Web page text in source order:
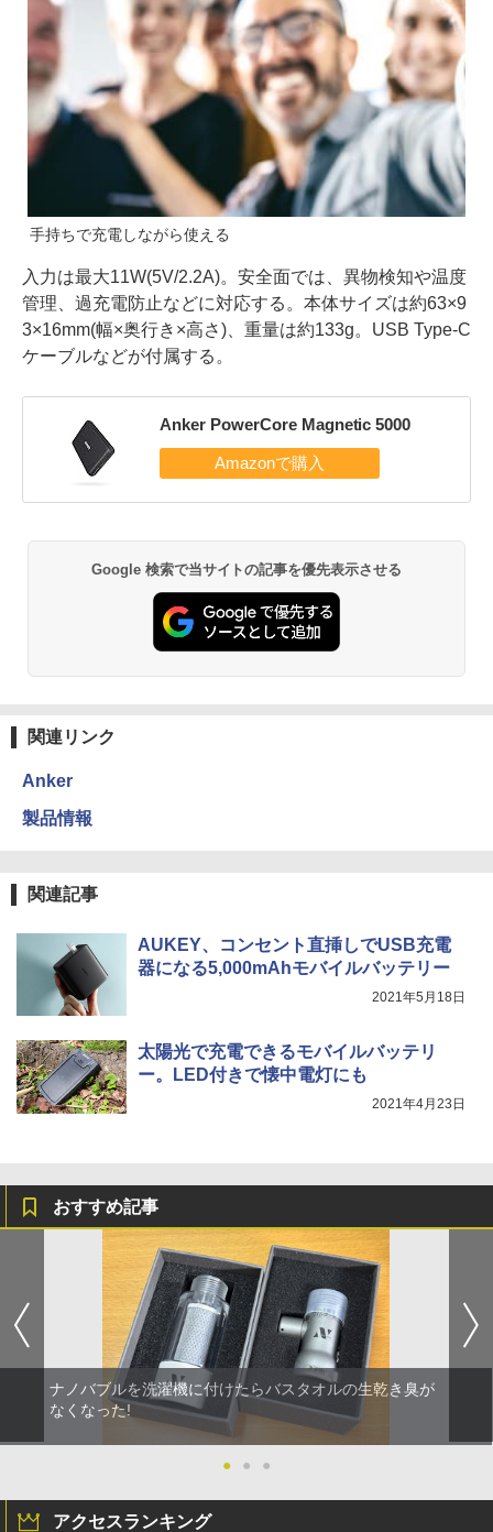
手持ちで充電しながら使える
入力は最大11W(5V/2.2A)。安全面では、異物検知や温度
管理、過充電防止などに対応する。本体サイズは約63×9
3×16mm(幅×奥行き×高さ)、重量は約133g。USB Type-C
ケーブルなどが付属する。
Anker PowerCore Magnetic 5000
Google 検索で当サイトの記事を優先表示させる
関連リンク
Anker
製品情報
関連記事
AUKEY、コンセント直挿しでUSB充電
器になる5,000mAhモバイルバッテリー
2021年5月18日
太陽光で充電できるモバイルバッテリ
ー。LED付きで懐中電灯にも
2021年4月23日
おすすめ記事
ナノバブルを洗濯機に付けたらバスタオルの生乾き臭が
なくなった!
● ● ●
アクセスランキング